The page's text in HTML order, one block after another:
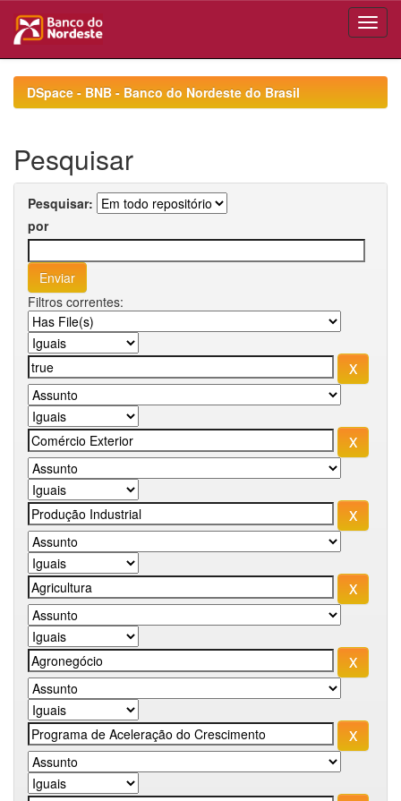
navigationDSpace - BNB - Banco do Nordeste do Brasil
Pesquisar
Pesquisar:
por
Filtros correntes: